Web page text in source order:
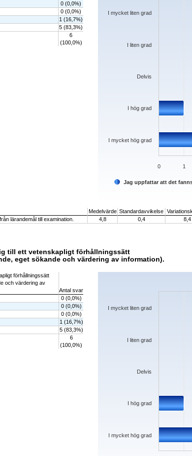
0 (0,0%)
0 (0,0%)
1 (16,7%)
5 (83,3%)
6
(100,0%)
Jag uppfattar att det
I mycket hög grad
I hög grad
Delvis
I liten grad
I mycket liten grad
0 1
Medelvärde Standardavvikelse
lärandemål till examination.
4,8 0,4 8,4
till ett vetenskapligt förhållningssätt
eget sökande och värdering av information).
förhållningssätt
och värdering av
Antal svar
0 (0,0%)
0 (0,0%)
0 (0,0%)
1 (16,7%)
5 (83,3%)
6
(100,0%)
Chart
The chart has 1 X axis displaying
I mycket hög grad
I hög grad
Delvis
I liten grad
I mycket liten grad